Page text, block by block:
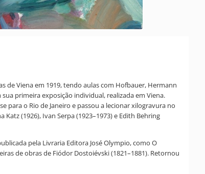
de Viena em 1919, tendo aulas com Hofbauer, Hermann
primeira exposição individual, realizada em Viena.
para o Rio de Janeiro e passou a lecionar xilogravura no
(1926), Ivan Serpa (1923–1973) e Edith Behring
pela Livraria Editora José Olympio, como O
de obras de Fiódor Dostoiévski (1821–1881). Retornou